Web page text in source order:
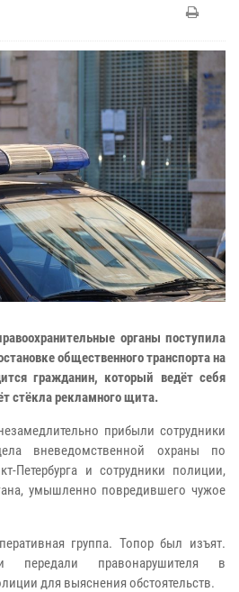
органы поступила
общественного транспорта на
гражданин, который ведёт себя
стёкла рекламного щита.
прибыли сотрудники
вневедомственной охраны по
Петербурга и сотрудники полиции,
умышленно повредившего чужое
группа. Топор был изъят.
передали правонарушителя в
для выяснения обстоятельств.